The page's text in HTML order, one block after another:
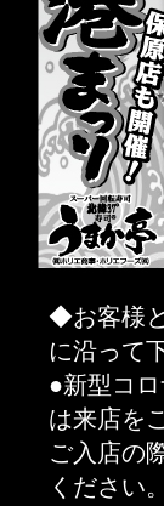
◆お客様
に沿って
●新型コ
は来店を
ご入店の
ください。